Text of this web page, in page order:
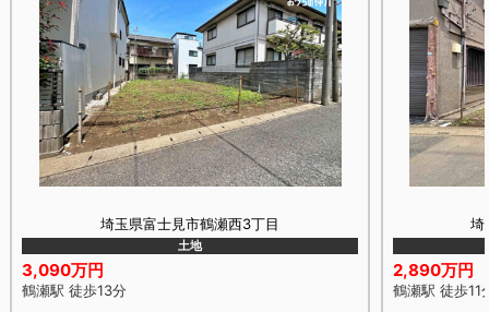
埼玉県富士見市鶴瀬西3丁目
土地
3,090万円
鶴瀬駅 徒歩13分
埼
2,890万円
鶴瀬駅 徒歩11